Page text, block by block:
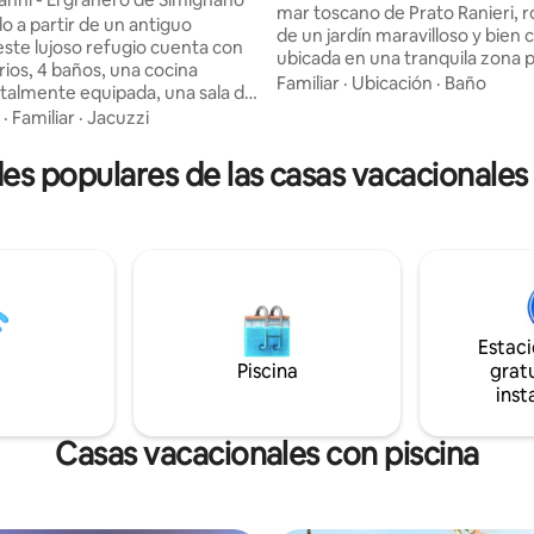
a partir de un antiguo
lujoso refugio cuenta con
4 baños, una cocina
equipada, una sala de
un amplio jardín privado
un patio con sofás, una
chimenea exterior y una
incluyen relajación en el
al aire libre. ¡Le espera
inolvidable en este
· Familiar · Jacuzzi
mar toscano de Prato Ranieri,
de un jardín maravilloso y bien
ubicada en una tranquila zona
con una playa de arena justo
solárium privado, una zona de
y un comedor bajo un
establecimientos de baño,
bares y restaurantes.
Familiar · Ubicación · Baño
populares de las casas
Piscina
Casas vacacionales con piscina